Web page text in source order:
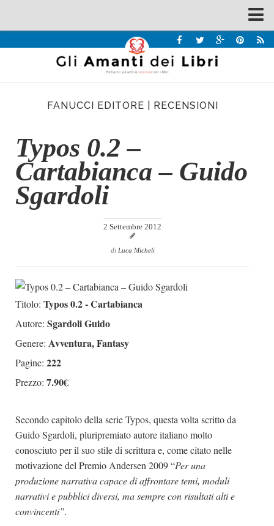
Recensioni
Interviste & Incontri
Chi siamo
Contatti
Eventi
Dicono di Noi
Rassegna Stampa
Archivio
Partnership
Giallo Stresa
Premio Chiara
Tabù Festival 2014
A Tutto Volume
Salone di Torino
FANUCCI EDITORE RECENSIONI
Typos 0.2 –
Cartabianca – Guido
Sgardoli
2 Settembre 2012
di Luca Micheli
Titolo: Typos 0.2 - Cartabianca
Autore: Sgardoli Guido
Genere: Avventura, Fantasy
Pagine: 222
Prezzo: 7.90€
Secondo capitolo della serie Typos, questa volta scritto da
Guido Sgardoli, pluripremiato autore italiano molto
conosciuto per il suo stile di scrittura e, come citato nelle
motivazione del Premio Andersen 2009 “Per una
produzione narrativa capace di affrontare temi, moduli
narrativi e pubblici diversi, ma sempre con risultati alti e
convincenti”.